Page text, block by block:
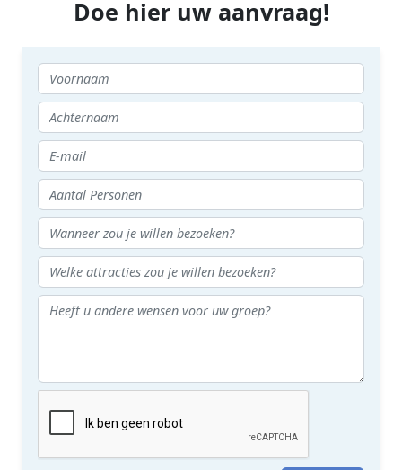
Doe hier uw aanvraag!